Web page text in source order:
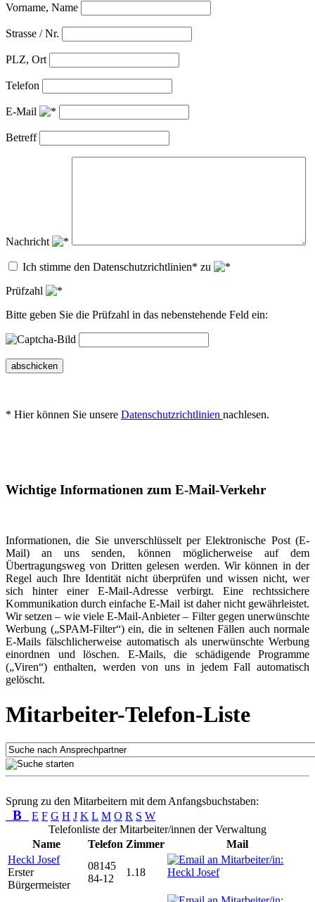
Vorname, Name
Strasse / Nr.
PLZ, Ort
Telefon
E-Mail
Betreff
Nachricht
Ich stimme den Datenschutzrichtlinien* zu
Prüfzahl
Bitte geben Sie die Prüfzahl in das nebenstehende Feld ein:
abschicken
* Hier können Sie unsere Datenschutzrichtlinien nachlesen.
Wichtige Informationen zum E-Mail-Verkehr
Informationen, die Sie unverschlüsselt per Elektronische Post (E-
Mail) an uns senden, können möglicherweise auf dem
Übertragungsweg von Dritten gelesen werden. Wir können in der
Regel auch Ihre Identität nicht überprüfen und wissen nicht, wer
sich hinter einer E-Mail-Adresse verbirgt. Eine rechtssichere
Kommunikation durch einfache E-Mail ist daher nicht gewährleistet.
Wir setzen – wie viele E-Mail-Anbieter – Filter gegen unerwünschte
Werbung („SPAM-Filter“) ein, die in seltenen Fällen auch normale
E-Mails fälschlicherweise automatisch als unerwünschte Werbung
einordnen und löschen. E-Mails, die schädigende Programme
(„Viren“) enthalten, werden von uns in jedem Fall automatisch
gelöscht.
Mitarbeiter-Telefon-Liste
Sprung zu den Mitarbeitern mit dem Anfangsbuchstaben:
B E F G H J K L M O R S W
Telefonliste der Mitarbeiter/innen der Verwaltung
Name
Telefon Zimmer
Mail
Heckl Josef
Erster
Bürgermeister
08145
84-12
1.18